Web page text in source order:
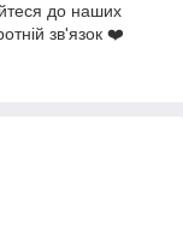
до наших
зв'язок ❤️